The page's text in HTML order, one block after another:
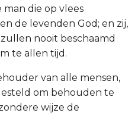
man die op vlees
de levenden God; en zij,
nooit beschaamd
te allen tijd.
van alle mensen,
om behouden te
wijze de